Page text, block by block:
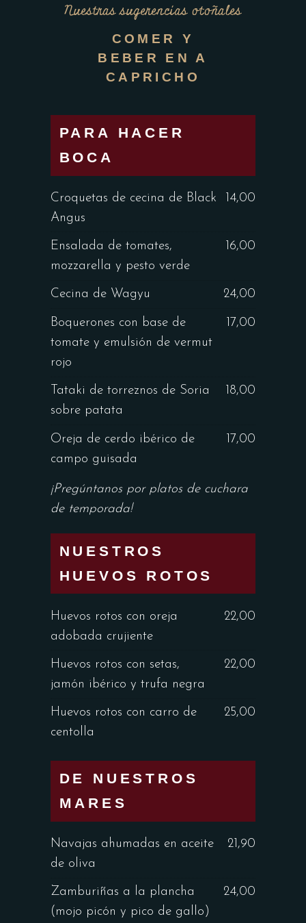
Nuestras sugerencias otoñales
COMER Y
BEBER EN A
CAPRICHO
PARA HACER
BOCA
Croquetas de cecina de Black
Angus
14,00
Ensalada de tomates,
mozzarella y pesto verde
16,00
Cecina de Wagyu 24,00
Boquerones con base de
tomate y emulsión de vermut
rojo
17,00
Tataki de torreznos de Soria
sobre patata
18,00
Oreja de cerdo ibérico de
campo guisada
17,00
¡Pregúntanos por platos de cuchara
de temporada!
NUESTROS
HUEVOS ROTOS
Huevos rotos con oreja
adobada crujiente
22,00
Huevos rotos con setas,
jamón ibérico y trufa negra
22,00
Huevos rotos con carro de
centolla
25,00
DE NUESTROS
MARES
Navajas ahumadas en aceite
de oliva
21,90
Zamburiñas a la plancha
(mojo picón y pico de gallo)
24,00